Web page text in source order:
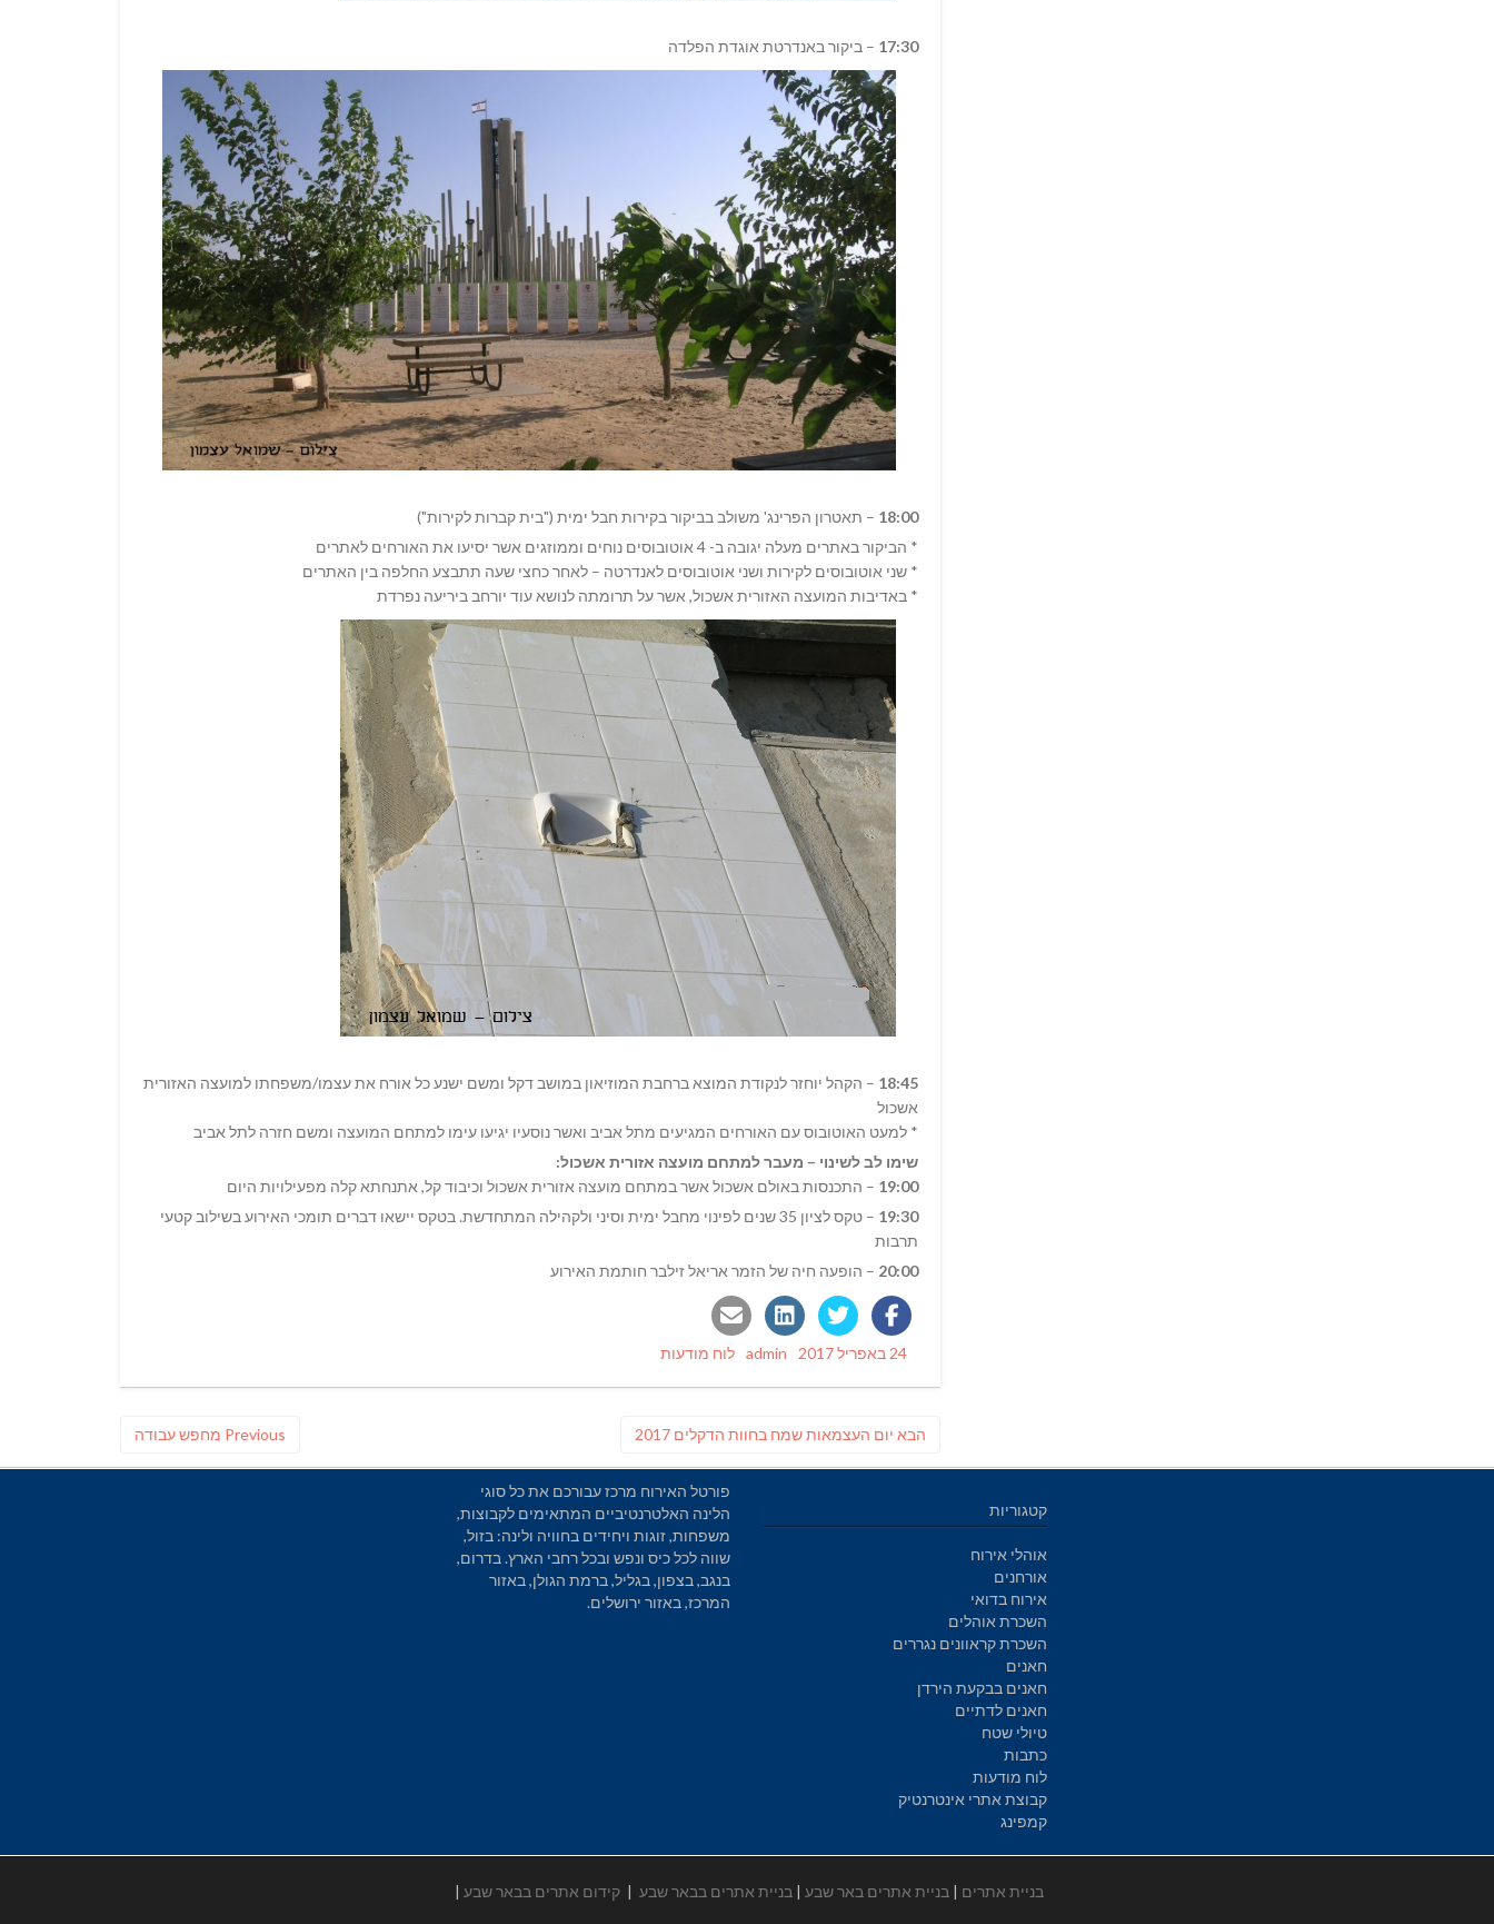
17:30 – ביקור באנדרטת אוגדת הפלדה
18:00 – תאטרון הפרינג' משולב בביקור בקירות חבל ימית ("בית קברות לקירות")
* הביקור באתרים מעלה יגובה ב- 4 אוטובוסים נוחים וממוזגים אשר יסיעו את האורחים לאתרים
* שני אוטובוסים לקירות ושני אוטובוסים לאנדרטה – לאחר כחצי שעה תתבצע החלפה בין האתרים
* באדיבות המועצה האזורית אשכול, אשר על תרומתה לנושא עוד יורחב ביריעה נפרדת
18:45 – הקהל יוחזר לנקודת המוצא ברחבת המוזיאון במושב דקל ומשם ישנע כל אורח את עצמו/משפחתו למועצה האזורית
אשכול
* למעט האוטובוס עם האורחים המגיעים מתל אביב ואשר נוסעיו יגיעו עימו למתחם המועצה ומשם חזרה לתל אביב
שימו לב לשינוי – מעבר למתחם מועצה אזורית אשכול:
19:00 – התכנסות באולם אשכול אשר במתחם מועצה אזורית אשכול וכיבוד קל, אתנחתא קלה מפעילויות היום
19:30
– טקס לציון 35 שנים לפינוי מחבל ימית וסיני ולקהילה המתחדשת. בטקס יישאו דברים תומכי האירוע בשילוב קטעי
תרבות
20:00 – הופעה חיה של הזמר אריאל זילבר חותמת האירוע
Posted
24 באפריל 2017 Author
admin
Categories
לוח מודעות
Previous
Previous
מחפש עבודה הבא פוסט
יום העצמאות שמח בחוות הדקלים 2017
פורטל האירוח מרכז עבורכם את כל סוגי
הלינה האלטרנטיביים המתאימים לקבוצות,
משפחות, זוגות ויחידים בחוויה ולינה: בזול,
שווה לכל כיס ונפש ובכל רחבי הארץ. בדרום,
בנגב, בצפון, בגליל, ברמת הגולן, באזור
המרכז, באזור ירושלים.
קטגוריות
אוהלי אירוח
אורחנים
אירוח בדואי
השכרת אוהלים
השכרת קראוונים נגררים
חאנים
חאנים בבקעת הירדן
חאנים לדתיים
טיולי שטח
כתבות
לוח מודעות
קבוצת אתרי אינטרנטיק
קמפינג
בניית אתרים | בניית אתרים באר שבע | בניית אתרים בבאר שבע |קידום אתרים בבאר שבע |